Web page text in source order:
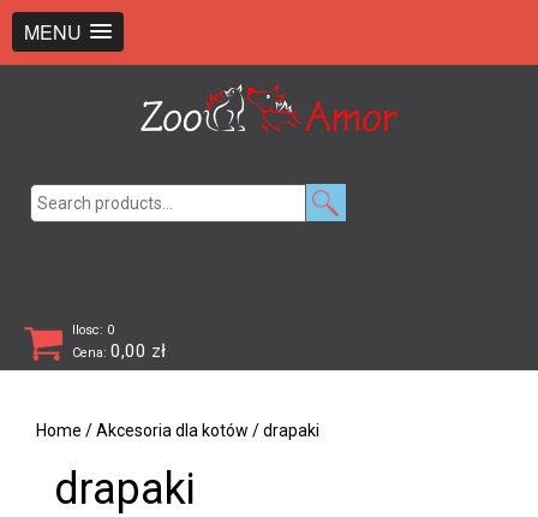
MENU
Ilosc: 0
Cena: 0,00 zł
Home /Akcesoria dla kotów / drapaki
drapaki